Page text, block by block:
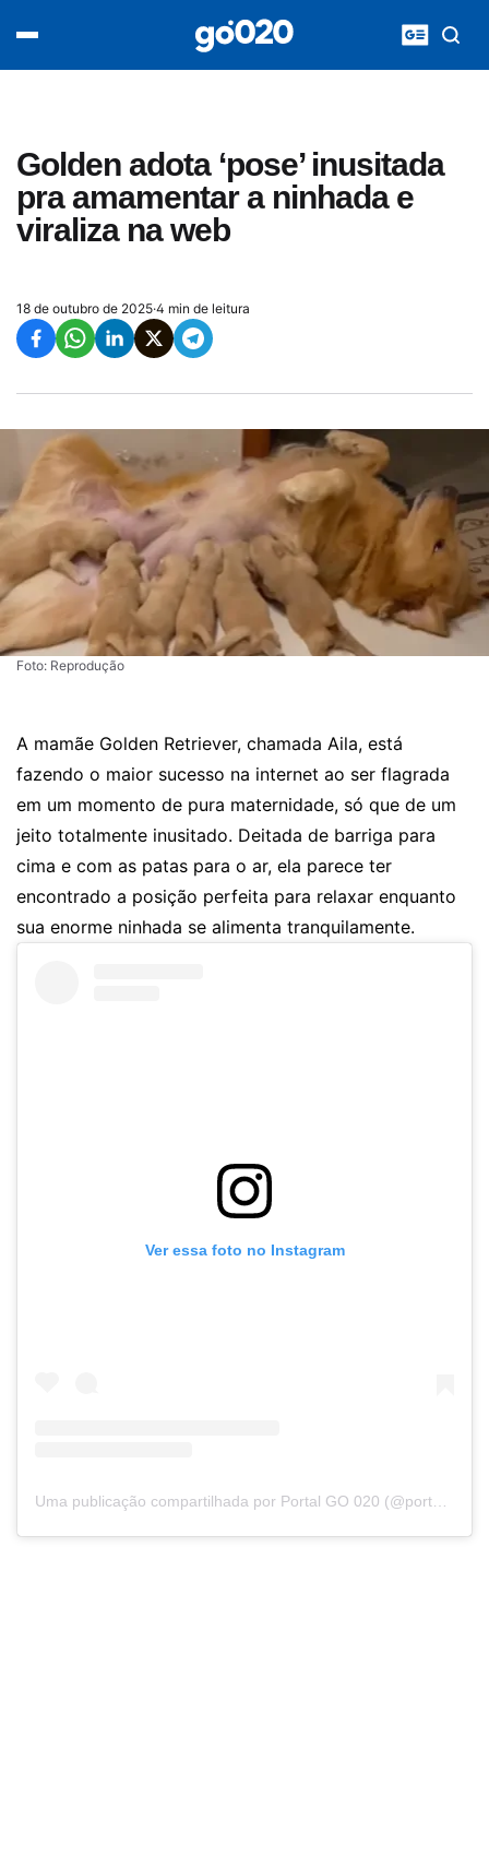
Golden adota ‘pose’ inusitada
pra amamentar a ninhada e
viraliza na web
18 de outubro de 2025·4 min de leitura
Foto: Reprodução
A mamãe Golden Retriever, chamada Aila, está
fazendo o maior sucesso na internet ao ser flagrada
em um momento de pura maternidade, só que de um
jeito totalmente inusitado. Deitada de barriga para
cima e com as patas para o ar, ela parece ter
encontrado a posição perfeita para relaxar enquanto
sua enorme ninhada se alimenta tranquilamente.
Ver essa foto no Instagram
Uma publicação compartilhada por Portal GO 020 (@portalgo020)
acontece agora
entretenimento
vídeos
pod020